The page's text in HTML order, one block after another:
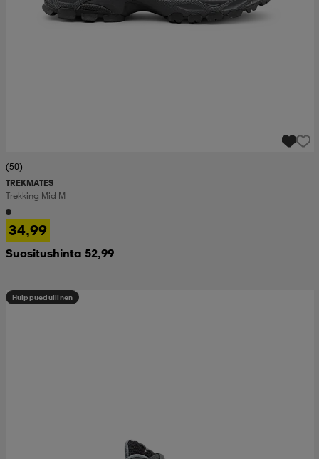
(50)
TREKMATES
Trekking Mid M
34,99
Suositushinta 52,99
Huippuedullinen